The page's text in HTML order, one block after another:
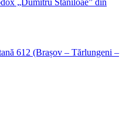
612 (Brașov – Tărlungeni –